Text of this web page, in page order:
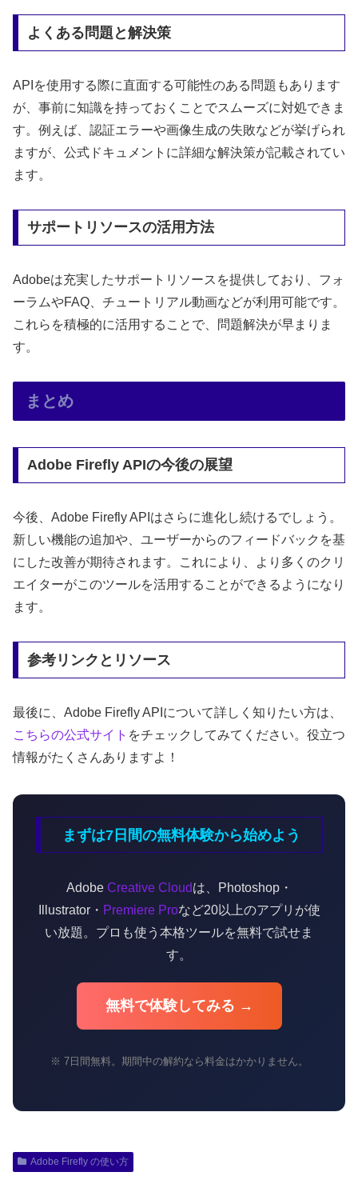
よくある問題と解決策
APIを使用する際に直面する可能性のある問題もあります
が、事前に知識を持っておくことでスムーズに対処できま
す。例えば、認証エラーや画像生成の失敗などが挙げられ
ますが、公式ドキュメントに詳細な解決策が記載されてい
ます。
サポートリソースの活用方法
Adobeは充実したサポートリソースを提供しており、フォ
ーラムやFAQ、チュートリアル動画などが利用可能です。
これらを積極的に活用することで、問題解決が早まりま
す。
まとめ
Adobe Firefly APIの今後の展望
今後、Adobe Firefly APIはさらに進化し続けるでしょう。
新しい機能の追加や、ユーザーからのフィードバックを基
にした改善が期待されます。これにより、より多くのクリ
エイターがこのツールを活用することができるようになり
ます。
参考リンクとリソース
最後に、Adobe Firefly APIについて詳しく知りたい方は、
こちらの公式サイト をチェックしてみてください。役立つ
情報がたくさんありますよ！
まずは7日間の無料体験から始めよう
Adobe Creative Cloudは、Photoshop・
Illustrator・ Premiere Proなど20以上のアプリが使
い放題。プロも使う本格ツールを無料で試せま
す。
無料で体験してみる →
※ 7日間無料。期間中の解約なら料金はかかりません。
Adobe Firefly の使い方